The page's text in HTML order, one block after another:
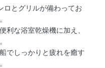
ロとグリルが備わってお
利な浴室乾燥機に加え、
でしっかりと疲れを癒す